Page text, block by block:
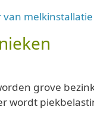
grove
wordt